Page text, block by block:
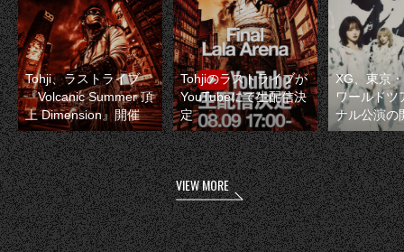
Tohji、ラストライブ
『Volcanic Summer 頂
上 Dimension』開催
Tohjiのラストライブが
YouTubeにて生配信決
定
XG、東京
ワールドツ
ナル公演の
VIEW MORE